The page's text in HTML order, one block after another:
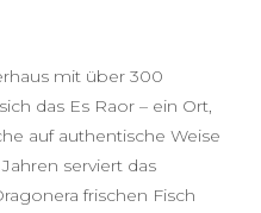
mit über 300
das Es Raor – ein Ort,
auf authentische Weise
serviert das
frischen Fisch